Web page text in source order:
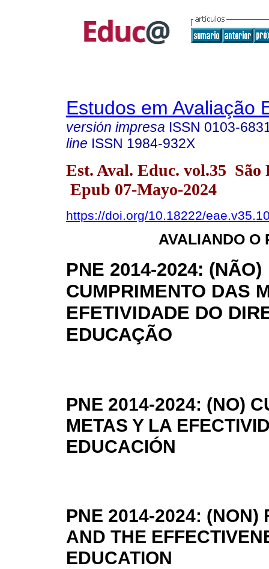
Estudos em Avaliação
versión impresa ISSN 0103-
line ISSN 1984-932X
Est. Aval. Educ. vol.35 São
Epub 07-Mayo-2024
https://doi.org/10.18222/
AVALIANDO O
PNE 2014-2024: (NÃO)
CUMPRIMENTO DAS
EFETIVIDADE DO
EDUCAÇÃO
PNE 2014-2024: (NO)
METAS Y LA
EDUCACIÓN
PNE 2014-2024: (NON)
AND THE
EDUCATION